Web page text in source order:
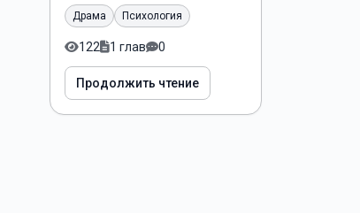
Драма Психология
122 1 глав 0
Продолжить чтение